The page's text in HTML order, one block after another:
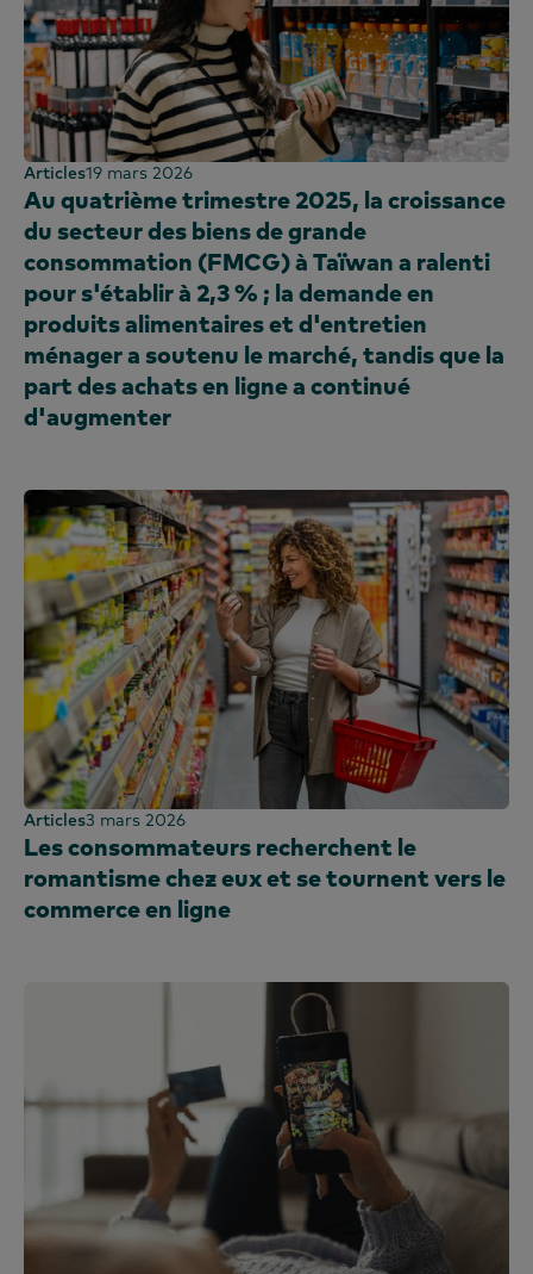
Articles19 mars 2026
Au quatrième trimestre 2025, la croissance
du secteur des biens de grande
consommation (FMCG) à Taïwan a ralenti
pour s'établir à 2,3 % ; la demande en
produits alimentaires et d'entretien
ménager a soutenu le marché, tandis que la
part des achats en ligne a continué
d'augmenter
Articles3 mars 2026
Les consommateurs recherchent le
romantisme chez eux et se tournent vers le
commerce en ligne